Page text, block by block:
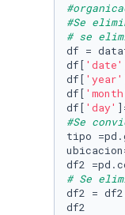
#Se
# se
df =
df[ 'date'
df[ 'year'
df[
df[ 'day'
#Se
tipo
df2
# Se
df2 =
df2